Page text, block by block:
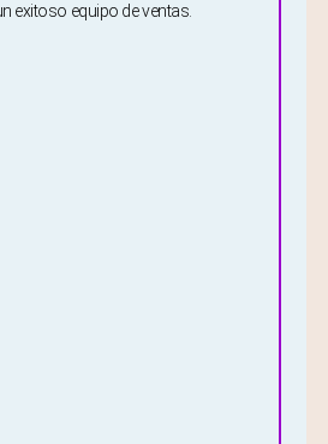
exitoso equipo de ventas.